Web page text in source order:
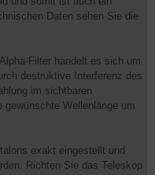
Daten sehen Sie die
Filter handelt es sich um
destruktive Interferenz des
im sichtbaren
Wellenlänge um
exakt eingestellt und
Richten Sie das Teleskop